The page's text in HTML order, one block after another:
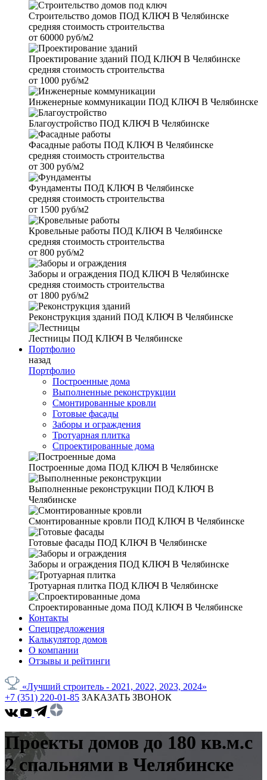
Строительство домов ПОД КЛЮЧ В Челябинске
средняя стоимость строительства
от 60000 руб/м2
Проектирование зданий ПОД КЛЮЧ В Челябинске
средняя стоимость строительства
от 1000 руб/м2
Инженерные коммуникации ПОД КЛЮЧ В Челябинске
Благоустройство ПОД КЛЮЧ В Челябинске
Фасадные работы ПОД КЛЮЧ В Челябинске
средняя стоимость строительства
от 300 руб/м2
Фундаменты ПОД КЛЮЧ В Челябинске
средняя стоимость строительства
от 1500 руб/м2
Кровельные работы ПОД КЛЮЧ В Челябинске
средняя стоимость строительства
от 800 руб/м2
Заборы и ограждения ПОД КЛЮЧ В Челябинске
средняя стоимость строительства
от 1800 руб/м2
Реконструкция зданий ПОД КЛЮЧ В Челябинске
Лестницы ПОД КЛЮЧ В Челябинске
Портфолио
назад
Портфолио
Построенные дома
Выполненные реконструкции
Смонтированные кровли
Готовые фасады
Заборы и ограждения
Тротуарная плитка
Спроектированные дома
Построенные дома ПОД КЛЮЧ В Челябинске
Выполненные реконструкции ПОД КЛЮЧ В
Челябинске
Смонтированные кровли ПОД КЛЮЧ В Челябинске
Готовые фасады ПОД КЛЮЧ В Челябинске
Заборы и ограждения ПОД КЛЮЧ В Челябинске
Тротуарная плитка ПОД КЛЮЧ В Челябинске
Спроектированные дома ПОД КЛЮЧ В Челябинске
Контакты
Спецпредложения
Калькулятор домов
О компании
Отзывы и рейтинги
«Лучший строитель - 2021, 2022, 2023, 2024»
+7 (351) 220-01-85 ЗАКАЗАТЬ ЗВОНОК
Проекты домов до 180 кв.м.с
2 спальнями в Челябинске